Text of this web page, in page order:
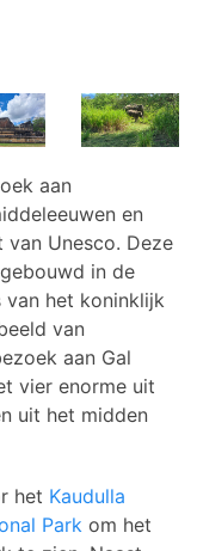
aan
en
Unesco. Deze
in de
van het koninklijk
van
aan Gal
vier enorme uit
uit het midden
het Kaudulla
Park om het